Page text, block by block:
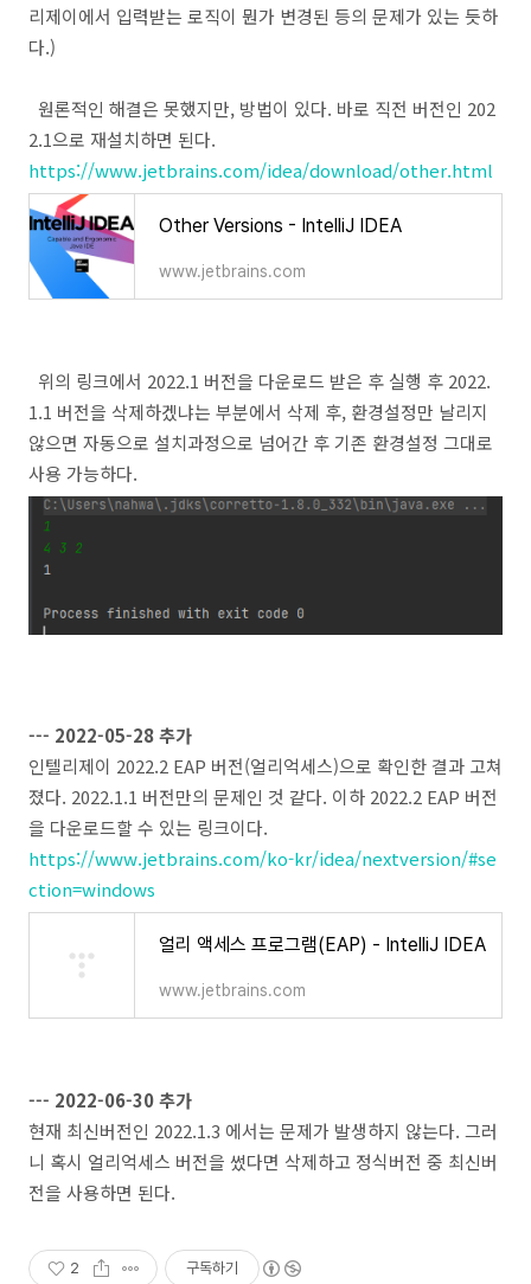
리제이에서 입력받는 로직이 뭔가 변경된 등의 문제가 있는 듯하
다.)
원론적인 해결은 못했지만, 방법이 있다. 바로 직전 버전인 202
2.1으로 재설치하면 된다.
https://www.jetbrains.com/idea/download/other.html
Other Versions - IntelliJ IDEA
www.jetbrains.com
위의 링크에서 2022.1 버전을 다운로드 받은 후 실행 후 2022.
1.1 버전을 삭제하겠냐는 부분에서 삭제 후, 환경설정만 날리지
않으면 자동으로 설치과정으로 넘어간 후 기존 환경설정 그대로
사용 가능하다.
--- 2022-05-28 추가
인텔리제이 2022.2 EAP 버전(얼리억세스)으로 확인한 결과 고쳐
졌다. 2022.1.1 버전만의 문제인 것 같다. 이하 2022.2 EAP 버전
을 다운로드할 수 있는 링크이다.
https://www.jetbrains.com/ko-kr/idea/nextversion/#se
ction=windows
얼리 액세스 프로그램(EAP) - IntelliJ IDEA
www.jetbrains.com
--- 2022-06-30 추가
현재 최신버전인 2022.1.3 에서는 문제가 발생하지 않는다. 그러
니 혹시 얼리억세스 버전을 썼다면 삭제하고 정식버전 중 최신버
전을 사용하면 된다.
2 구독하기